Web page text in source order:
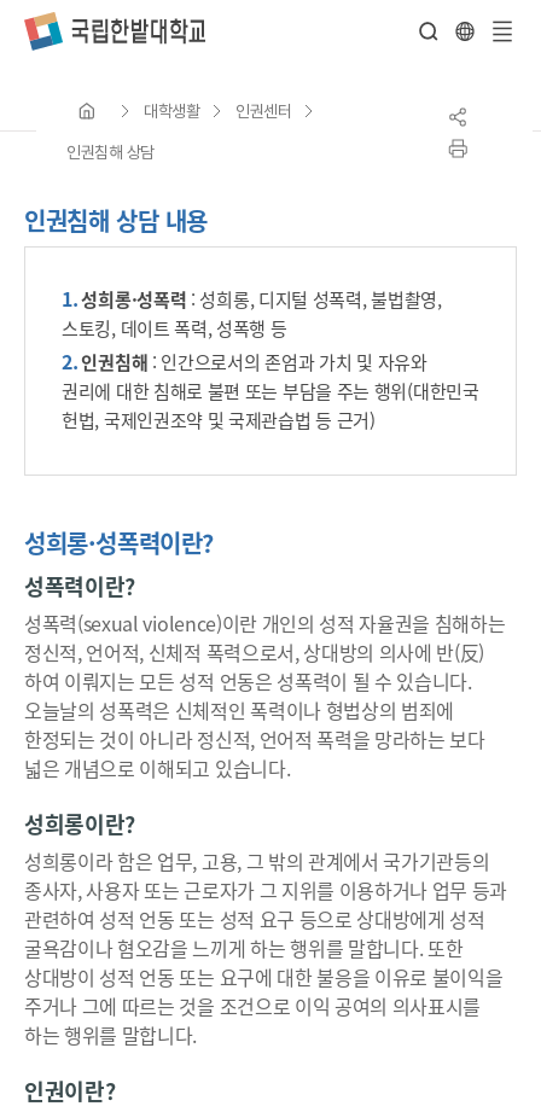
대학생활 인권센터
인권침해 상담
인권침해 상담 내용
성희롱·성폭력 : 성희롱, 디지털 성폭력, 불법촬영,
스토킹, 데이트 폭력, 성폭행 등
인권침해 : 인간으로서의 존엄과 가치 및 자유와
권리에 대한 침해로 불편 또는 부담을 주는 행위(대한민국
헌법, 국제인권조약 및 국제관습법 등 근거)
성희롱·성폭력이란?
성폭력이란?
성폭력(sexual violence)이란 개인의 성적 자율권을 침해하는
정신적, 언어적, 신체적 폭력으로서, 상대방의 의사에 반(反)
하여 이뤄지는 모든 성적 언동은 성폭력이 될 수 있습니다.
오늘날의 성폭력은 신체적인 폭력이나 형법상의 범죄에
한정되는 것이 아니라 정신적, 언어적 폭력을 망라하는 보다
넓은 개념으로 이해되고 있습니다.
성희롱이란?
성희롱이라 함은 업무, 고용, 그 밖의 관계에서 국가기관등의
종사자, 사용자 또는 근로자가 그 지위를 이용하거나 업무 등과
관련하여 성적 언동 또는 성적 요구 등으로 상대방에게 성적
굴욕감이나 혐오감을 느끼게 하는 행위를 말합니다. 또한
상대방이 성적 언동 또는 요구에 대한 불응을 이유로 불이익을
주거나 그에 따르는 것을 조건으로 이익 공여의 의사표시를
하는 행위를 말합니다.
인권이란?